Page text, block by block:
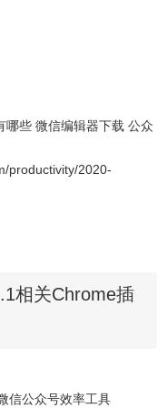
息，参照：
解决方法，安装
哪些 微信编辑器下载 公众
productivity/2020-
相关Chrome插
信公众号效率工具